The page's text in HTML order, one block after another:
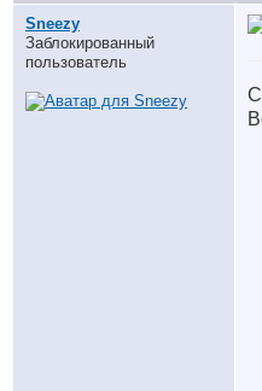
Sneezy
Заблокированный
пользователь